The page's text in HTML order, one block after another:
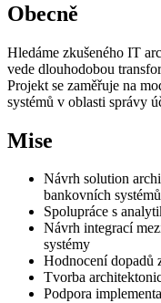
Obecně
Hledáme zkušeného IT
vede dlouhodobou
Projekt se zaměřuje na
systémů v oblasti správy
Mise
Návrh solution
bankovních systémů
Spolupráce s
Návrh integrací
systémy
Hodnocení dopadů
Tvorba
Podpora